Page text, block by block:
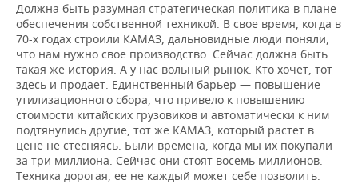
Должна быть разумная стратегическая политика в плане
обеспечения собственной техникой. В свое время, когда в
70-х годах строили КАМАЗ, дальновидные люди поняли,
что нам нужно свое производство. Сейчас должна быть
такая же история. А у нас вольный рынок. Кто хочет, тот
здесь и продает. Единственный барьер — повышение
утилизационного сбора, что привело к повышению
стоимости китайских грузовиков и автоматически к ним
подтянулись другие, тот же КАМАЗ, который растет в
цене не стесняясь. Были времена, когда мы их покупали
за три миллиона. Сейчас они стоят восемь миллионов.
Техника дорогая, ее не каждый может себе позволить.